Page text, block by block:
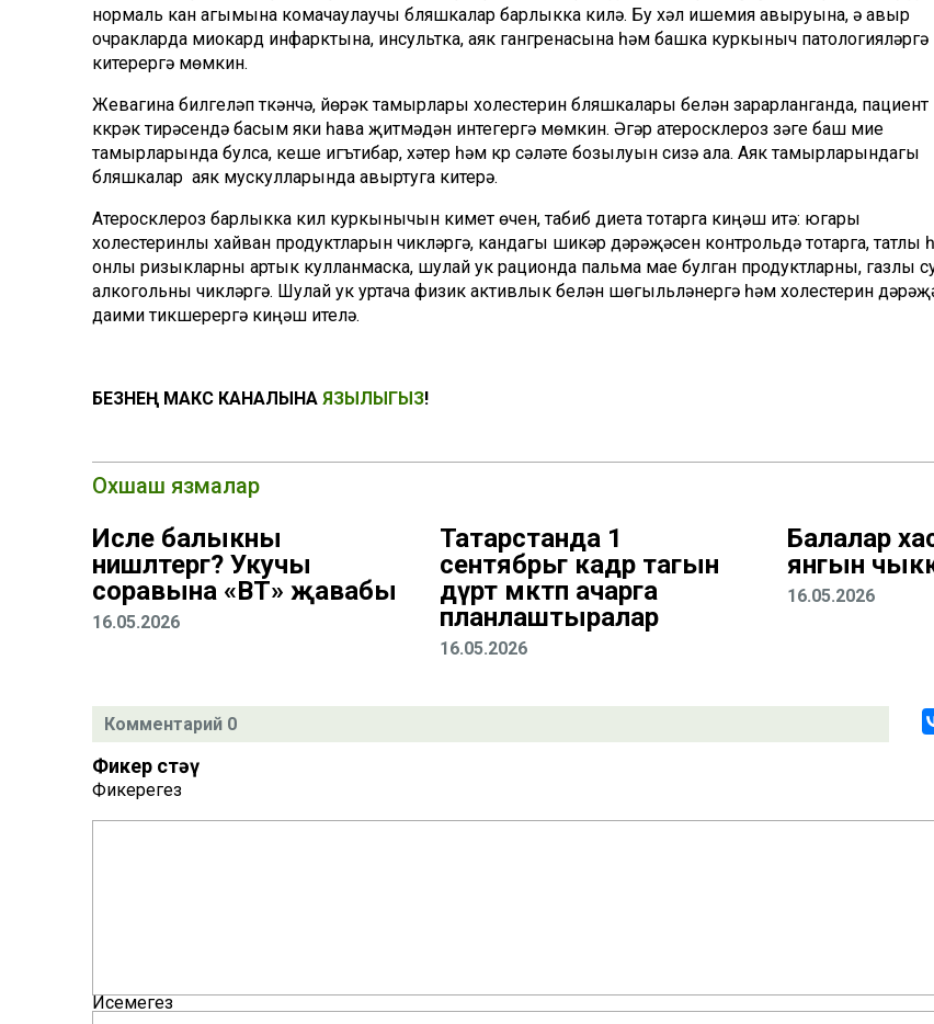
нормаль кан агымына комачаулаучы бляшкалар барлыкка килә. Бу хәл ишемия авыруына, ә авыр
очракларда миокард инфарктына, инсультка, аяк гангренасына һәм башка куркыныч патологияләргә
китерергә мөмкин.
Жевагина билгеләп үткәнчә, йөрәк тамырлары холестерин бляшкалары белән зарарланганда, пациент
күкрәк тирәсендә басым яки һава җитмәүдән интегергә мөмкин. Әгәр атеросклероз үзәге баш мие
тамырларында булса, кеше игътибар, хәтер һәм күрү сәләте бозылуын сизә ала. Аяк тамырларындагы
бляшкалар аяк мускулларында авыртуга китерә.
Атеросклероз барлыкка килү куркынычын киметү өчен, табиб диета тотарга киңәш итә: югары
холестеринлы хайван продуктларын чикләргә, кандагы шикәр дәрәҗәсен контрольдә тотарга, татлы
онлы ризыкларны артык кулланмаска, шулай ук рационда пальма мае булган продуктларны, газлы
алкогольны чикләргә. Шулай ук уртача физик активлык белән шөгыльләнергә һәм холестерин
даими тикшерергә киңәш ителә.
БЕЗНЕҢ МАКС КАНАЛЫНА ЯЗЫЛЫГЫЗ!
Охшаш язмалар
Исле балыкны
нишләтергә? Укучы
соравына «ВТ» җавабы
16.05.2026
Татарстанда 1
сентябрьгә кадәр тагын
дүрт мәктәп ачарга
планлаштыралар
16.05.2026
Балалар
янгын
16.05.2026
Комментарий 0
Фикер өстәү
Фикерегез
Исемегез